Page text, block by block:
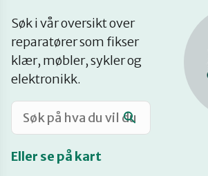
Møt reparatørene
Om oss
Retten til reparasjon
Søk i vår oversikt over
reparatører som fikser
klær, møbler, sykler og
elektronikk.
Eller se på kart
på
kart